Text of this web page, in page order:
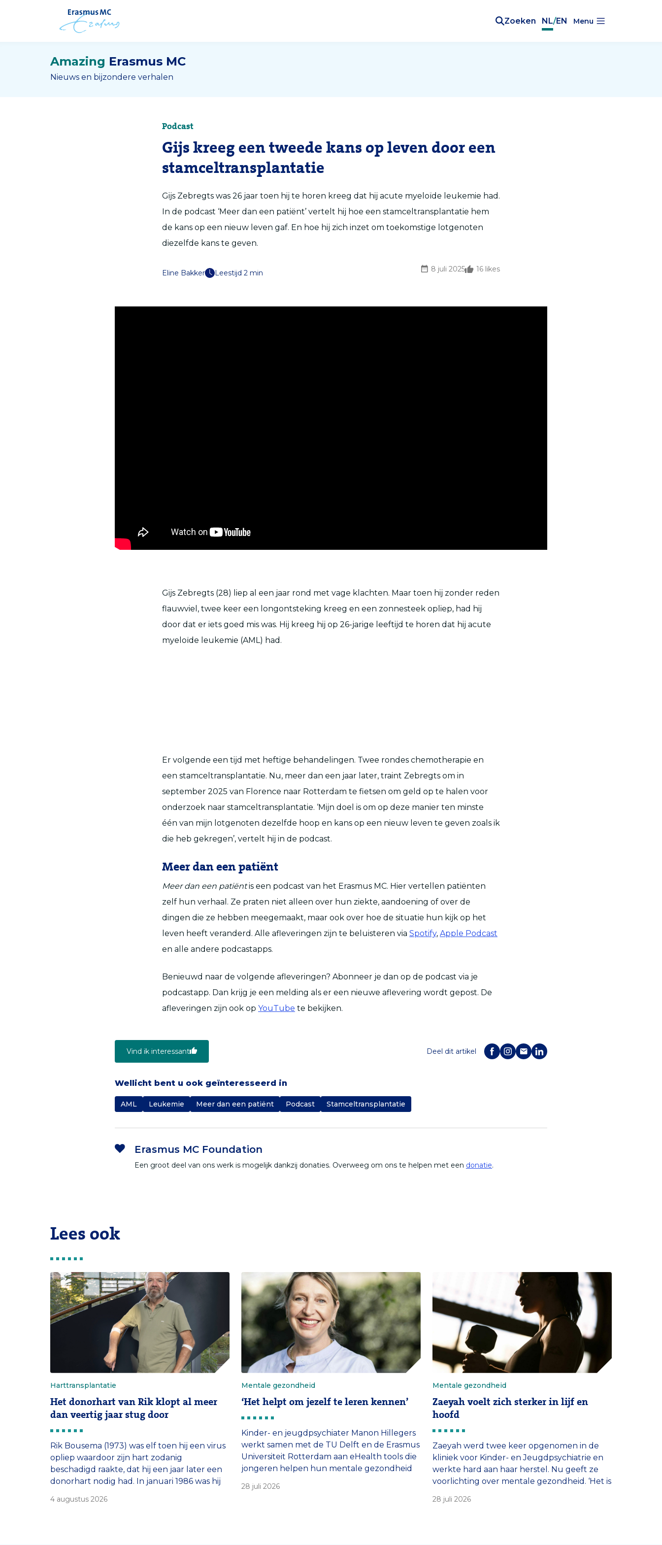
Zoeken NL/EN Menu
Amazing Erasmus MC
Nieuws en bijzondere verhalen
Podcast
Gijs kreeg een tweede kans op leven door een
stamceltransplantatie
Gijs Zebregts was 26 jaar toen hij te horen kreeg dat hij acute myeloïde leukemie had.
In de podcast ‘Meer dan een patiënt’ vertelt hij hoe een stamceltransplantatie hem
de kans op een nieuw leven gaf. En hoe hij zich inzet om toekomstige lotgenoten
diezelfde kans te geven.
Eline Bakker Leestijd 2 min 8 juli 2025 16 likes
Gijs Zebregts (28) liep al een jaar rond met vage klachten. Maar toen hij zonder reden
flauwviel, twee keer een longontsteking kreeg en een zonnesteek opliep, had hij
door dat er iets goed mis was. Hij kreeg hij op 26-jarige leeftijd te horen dat hij acute
myeloïde leukemie (AML) had.
Er volgende een tijd met heftige behandelingen. Twee rondes chemotherapie en
een stamceltransplantatie. Nu, meer dan een jaar later, traint Zebregts om in
september 2025 van Florence naar Rotterdam te fietsen om geld op te halen voor
onderzoek naar stamceltransplantatie. ‘Mijn doel is om op deze manier ten minste
één van mijn lotgenoten dezelfde hoop en kans op een nieuw leven te geven zoals ik
die heb gekregen’, vertelt hij in de podcast.
Meer dan een patiënt
Meer dan een patiëntis een podcast van het Erasmus MC. Hier vertellen patiënten
zelf hun verhaal. Ze praten niet alleen over hun ziekte, aandoening of over de
dingen die ze hebben meegemaakt, maar ook over hoe de situatie hun kijk op het
leven heeft veranderd. Alle afleveringen zijn te beluisteren via Spotify, Apple Podcast
en alle andere podcastapps.
Benieuwd naar de volgende afleveringen? Abonneer je dan op de podcast via je
podcastapp. Dan krijg je een melding als er een nieuwe aflevering wordt gepost. De
afleveringen zijn ook op YouTube te bekijken.
Vind ik interessant Deel dit artikel
Wellicht bent u ook geïnteresseerd in
AML Leukemie Meer dan een patiënt Podcast Stamceltransplantatie
Erasmus MC Foundation
Een groot deel van ons werk is mogelijk dankzij donaties. Overweeg om ons te helpen met een donatie.
Lees ook
Harttransplantatie
Het donorhart van Rik klopt al meer
dan veertig jaar stug door
Rik Bousema (1973) was elf toen hij een virus
opliep waardoor zijn hart zodanig
beschadigd raakte, dat hij een jaar later een
donorhart nodig had. In januari 1986 was hij
Erasmus MC Transplantatie Instituut een
4 augustus 2026
Mentale gezondheid
‘Het helpt om jezelf te leren kennen’
Kinder- en jeugdpsychiater Manon Hillegers
werkt samen met de TU Delft en de Erasmus
Universiteit Rotterdam aan eHealth tools die
jongeren helpen hun mentale gezondheid
over je leven terug te pakken.’
28 juli 2026
Mentale gezondheid
Zaeyah voelt zich sterker in lijf en
hoofd
Zaeyah werd twee keer opgenomen in de
kliniek voor Kinder- en Jeugdpsychiatrie en
werkte hard aan haar herstel. Nu geeft ze
voorlichting over mentale gezondheid. ‘Het is
beweging te krijgen.’
28 juli 2026